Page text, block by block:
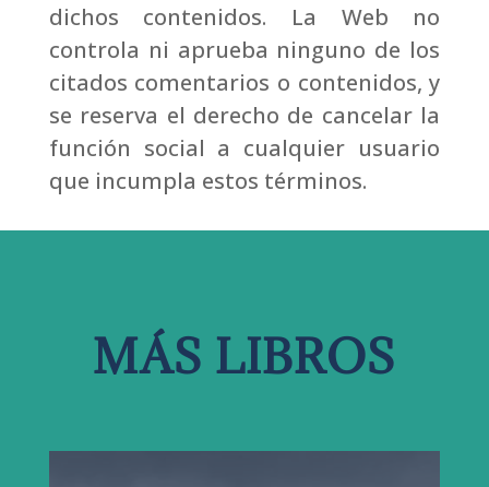
dichos contenidos. La Web no
controla ni aprueba ninguno de los
citados comentarios o contenidos, y
se reserva el derecho de cancelar la
función social a cualquier usuario
que incumpla estos términos.
MÁS LIBROS